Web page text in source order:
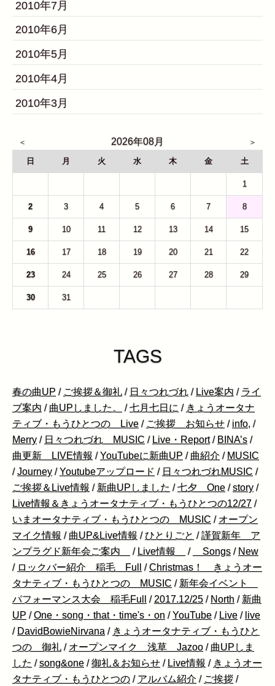
2010年7月
2010年6月
2010年5月
2010年4月
2010年3月
2026年08月
日 月 火 水 木 金 土
1
2 3 4 5 6 7 8
9 10 11 12 13 14 15
16 17 18 19 20 21 22
23 24 25 26 27 28 29
30 31
TAGS
春の曲UP / ご挨拶＆御礼 / 日々つれづれ / Live案内 / ライ
ブ案内 / 曲UPしました。 /七月七日に / きょうオータナ
ティブ・もうひとつの Live / ご挨拶 お知らせ / info, /
Merry / 日々つれづれ MUSIC / Live・Report / BINA’s /
曲更新 LIVE情報 /YouTubeに新曲UP / 曲紹介 / MUSIC
/Journey /Youtubeアップロード / 日々つれづれMUSIC /
ご挨拶＆Live情報 / 新曲UPしました /七夕 One /story /
Live情報＆きょうオータナティブ・もうひとつの12/27 /
いまオータナティブ・もうひとつの MUSIC / オープン
マイク情報 / 曲UP&Live情報 /ひとりごと /謹賀新年 ア
ンプラグド新年会ご案内
/ Live情報 / Songs / New
/ ロックバー紹介 稲毛 Full /Christmas！ きょうオー
タナティブ・もうひとつの MUSIC / 新年会イベント
パフォーマンス大会 稲毛Full
/ 2017.12/25 / North / 新曲
UP /One・song・that・time's・on /YouTube / Live / live
/ DavidBowieNirvana / きょうオータナティブ・もうひと
つの 御礼 / オープンマイク 浅草 Jazoo / 曲UPしま
した /song&one /御礼＆お知らせ / Live情報 / きょうオー
タナティブ・もうひとつの / アルバム紹介 / ご挨拶 /